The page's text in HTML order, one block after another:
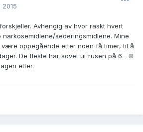
2015
Avhengig av hvor raskt hvert
sederingsmidlene. Mine
oppegående etter noen få timer, til å
De fleste har sovet ut rusen på 6 - 8
etter.